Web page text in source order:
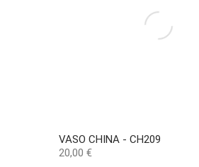
VASO CHINA - CH209
Preço
20,00 €